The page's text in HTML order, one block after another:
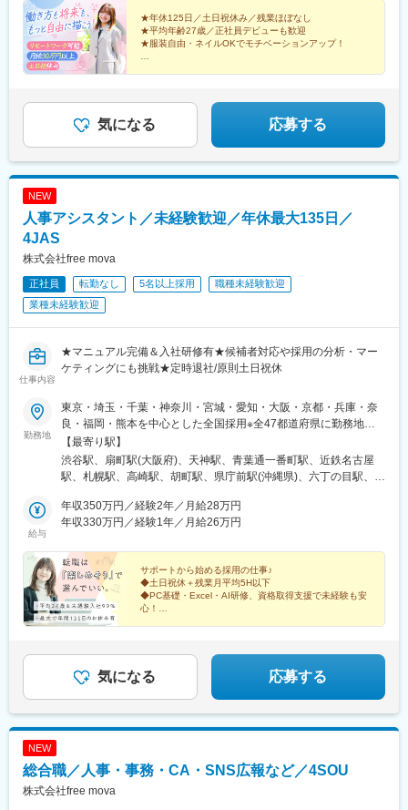
★年休125日／土日祝休み／残業ほぼなし
★平均年齢27歳／正社員デビューも歓迎
★服装自由・ネイルOKでモチベーションアップ！
気になる 応募する
NEW
人事アシスタント／未経験歓迎／年休最大135日／
4JAS
株式会社free mova
正社員 転勤なし 5名以上採用
職種未経験歓迎
業種未経験歓迎
仕事内容
★マニュアル完備＆入社研修有★候補者対応や採用の分析・マー
ケティングにも挑戦★定時退社/原則土日祝休
勤務地
東京・埼玉・千葉・神奈川・宮城・愛知・大阪・京都・兵庫・奈
良・福岡・熊本を中心とした全国採用※全47都道府県に勤務地あ
り◎勤務地はご希望を最大限考慮します！◎駅チカ案件多数有！
◎希望に沿わない転勤はありません。◎無期雇用派遣での勤務と
なります。■東京本社東京都渋谷区道玄坂2-25-12 道玄坂通3階3-
店福岡県福岡市中央区天神4-3-8Zero-Ten Parkミーナ天神8F■仙台
支店宮城県仙台市青葉区一番町3-3-1クラックス仙台 4F■名古屋支
2026年7月に4支店オープン！＞■札幌支店北海道札幌市中央区北4
条西4丁目1-7MMS札幌駅前ビル 324■高崎支店群馬県高崎市栄町3
番11号高崎バナーズビル 512■広島支店広島県広島市中区幟町13
－15リージャス新広島 1F・2F■沖縄支店沖縄県那覇市久茂地2-2-
2タイムスビル2F※その他主要都市での支店設立計画中
【最寄り駅】
渋谷駅、扇町駅(大阪府)、天神駅、青葉通一番町駅、近鉄名古屋
駅、札幌駅、高崎駅、胡町駅、県庁前駅(沖縄県)、六丁の目駅、南
駅、井野駅(群馬県)、上州七日市駅、駒形駅、戸田駅(埼玉県)、高
坂駅、光が丘駅、上熊谷駅、大宮公園駅、越谷レイクタウン駅、
新座駅、さいたま新都心駅、志木駅、上福岡駅、新狭山駅、鶴瀬
駅、西大宮駅、せんげん台駅、西川口駅、花崎駅、武蔵浦和駅、
南浦和駅、行田市駅、行徳駅、柏駅、千葉中央駅、流山おおたか
の森駅、下総中山駅、東松戸駅、千葉みなと駅、津田沼駅、北柏
駅、千葉駅、袖ケ浦駅、南船橋駅、蘇我駅、松戸駅、我孫子駅、
都)、豊洲駅、平和台駅(東京都)、吉祥寺駅、有楽町駅、自由が丘
駅、二子玉川駅、東武練馬駅、外苑前駅、京橋駅(東京都)、赤坂見
附駅、品川シーサイド駅、田町駅(東京都)、茅場町駅、池袋駅、東
(東京都)、錦糸町駅、梅島駅、麹町駅、神田駅(東京都)、武蔵小金
井駅、六本木駅、原宿駅、恵比寿駅、東雲駅(東京都)、多摩境駅、
給与
年収350万円／経験2年／月給28万円
年収330万円／経験1年／月給26万円
サポートから始める採用の仕事♪
◆土日祝休＋残業月平均5H以下
◆PC基礎・Excel・AI研修、資格取得支援で未経験も安
心！
気になる 応募する
NEW
総合職／人事・事務・CA・SNS広報など／4SOU
株式会社free mova